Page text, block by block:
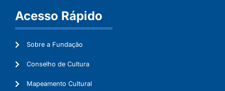
Acesso Rápido
Sobre a Fundação
Conselho de Cultura
Mapeamento Cultural